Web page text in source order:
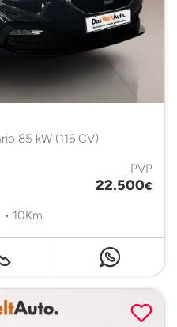
85 kW (116 CV)
PVP
22.500€
10Km.